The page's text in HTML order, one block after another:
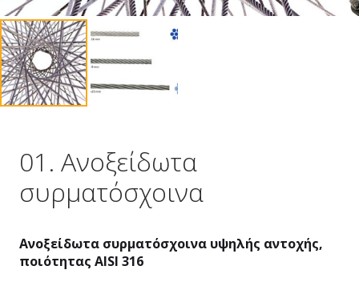
01. Ανοξείδωτα
συρματόσχοινα
Ανοξείδωτα συρματόσχοινα υψηλής αντοχής,
ποιότητας AISI 316